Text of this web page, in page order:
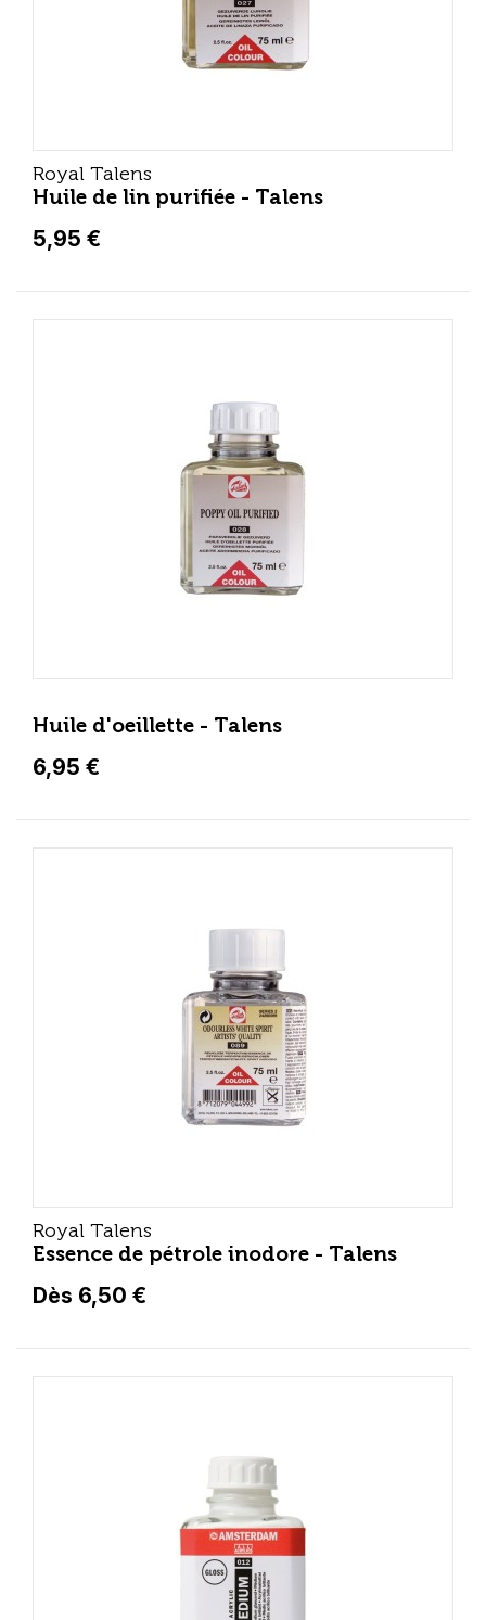
Royal Talens
Huile de lin purifiée - Talens
5,95 €
Huile d'oeillette - Talens
6,95 €
Royal Talens
Essence de pétrole inodore - Talens
Dès 6,50 €